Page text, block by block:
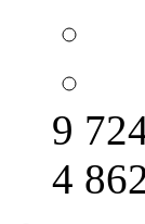
9
4